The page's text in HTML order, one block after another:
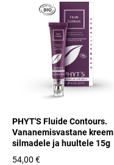
PHYT'S Fluide Contours.
Vananemisvastane kreem
silmadele ja huultele 15g
54,00 €